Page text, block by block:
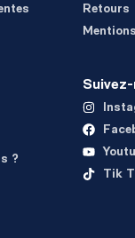
Retours
?
Tik